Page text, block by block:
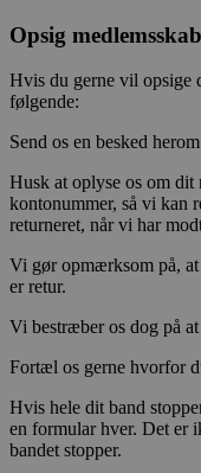
Opsig medlemsskab
Hvis du gerne vil opsige
følgende:
Send os en besked
Husk at oplyse os om dit
kontonummer, så vi kan
returneret, når vi har
Vi gør opmærksom på,
er retur.
Vi bestræber os dog på
Fortæl os gerne hvorfor
Hvis hele dit band
en formular hver. Det er
bandet stopper.